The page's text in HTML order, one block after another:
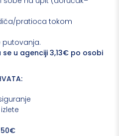
pratioca tokom
putovanja.
u agenciji 3,13€ po osobi
50€